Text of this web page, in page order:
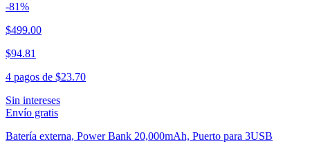
-81%
$499.00
$94.81
4 pagos de $23.70
Sin intereses
Envío gratis
Batería externa, Power Bank 20,000mAh, Puerto para 3USB